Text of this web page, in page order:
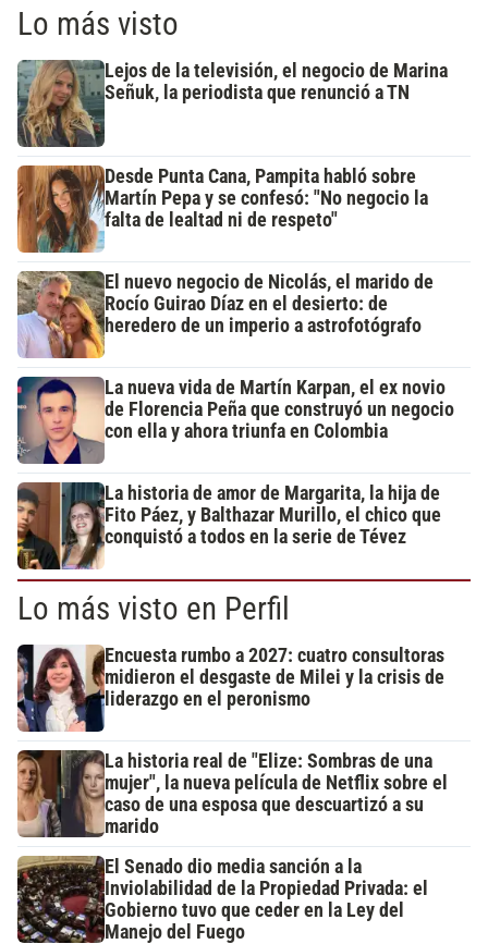
Lo más visto
Lejos de la televisión, el negocio de Marina
Señuk, la periodista que renunció a TN
Desde Punta Cana, Pampita habló sobre
Martín Pepa y se confesó: "No negocio la
falta de lealtad ni de respeto"
El nuevo negocio de Nicolás, el marido de
Rocío Guirao Díaz en el desierto: de
heredero de un imperio a astrofotógrafo
La nueva vida de Martín Karpan, el ex novio
de Florencia Peña que construyó un negocio
con ella y ahora triunfa en Colombia
La historia de amor de Margarita, la hija de
Fito Páez, y Balthazar Murillo, el chico que
conquistó a todos en la serie de Tévez
Lo más visto en Perfil
Encuesta rumbo a 2027: cuatro consultoras
midieron el desgaste de Milei y la crisis de
liderazgo en el peronismo
La historia real de "Elize: Sombras de una
mujer", la nueva película de Netflix sobre el
caso de una esposa que descuartizó a su
marido
El Senado dio media sanción a la
Inviolabilidad de la Propiedad Privada: el
Gobierno tuvo que ceder en la Ley del
Manejo del Fuego